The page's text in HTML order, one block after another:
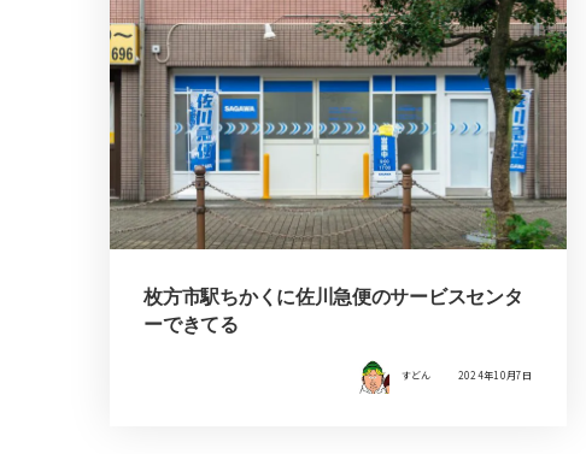
枚方市駅ちかくに佐川急便のサービスセンタ
ーできてる
すどん 2024年10月7日